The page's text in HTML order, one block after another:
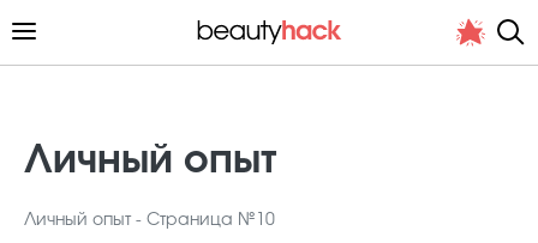
Личный опыт
Личный опыт - Страница №10